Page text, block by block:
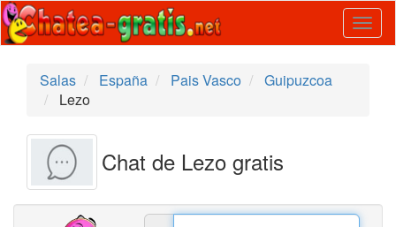
Salas
España Pais Vasco
Guipuzcoa
Lezo
Chat de Lezo gratis